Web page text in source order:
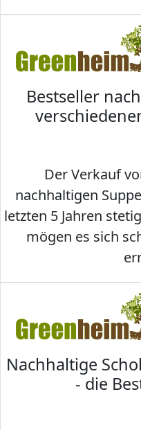
Bestseller
Der Verkauf
nachhaltigen
letzten 5 Jahren
mögen es sich
Nachhaltige
- die